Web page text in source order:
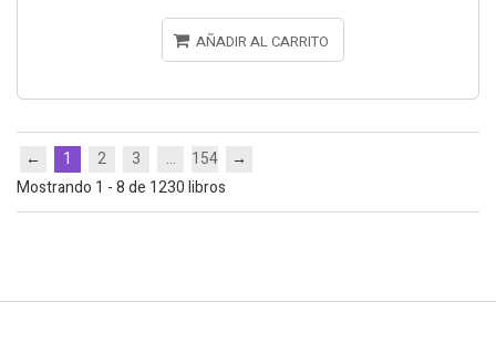
AÑADIR AL CARRITO
← 1 2 3 ... 154
→
Mostrando 1 - 8 de 1230 libros